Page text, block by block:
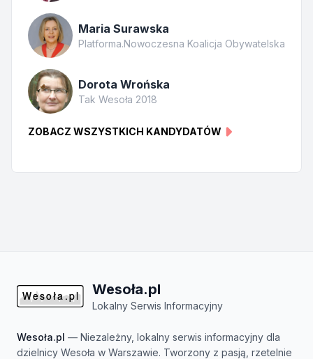
Maria Surawska
Platforma.Nowoczesna Koalicja Obywatelska
Dorota Wrońska
Tak Wesoła 2018
ZOBACZ WSZYSTKICH KANDYDATÓW
Wesoła.pl
Lokalny Serwis Informacyjny
Wesoła.pl — Niezależny, lokalny serwis informacyjny dla
dzielnicy Wesoła w Warszawie. Tworzony z pasją, rzetelnie